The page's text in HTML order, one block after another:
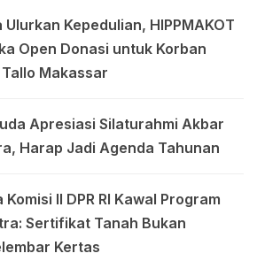
Kepedulian, HIPPMAKOT
Open Donasi untuk Korban
Makassar
Apresiasi Silaturahmi Akbar
Harap Jadi Agenda Tahunan
II DPR RI Kawal Program
Sertifikat Tanah Bukan
Kertas